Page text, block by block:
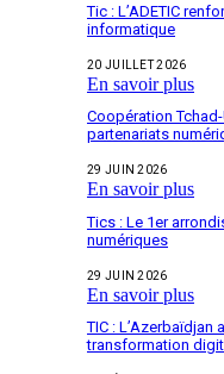
Tic : L’ADETIC
informatique
20 JUILLET 2026
En savoir plus
Coopération
partenariats
29 JUIN 2026
En savoir plus
Tics : Le 1er
numériques
29 JUIN 2026
En savoir plus
TIC :
transformation